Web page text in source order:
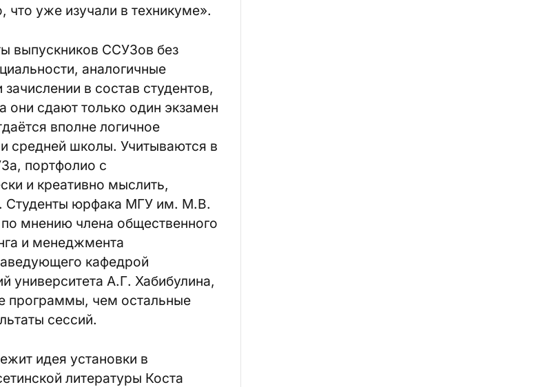
уже изучали в техникуме».
выпускников ССУЗов без
аналогичные
в состав студентов,
сдают только один экзамен
вполне логичное
средней школы. Учитываются в
портфолио с
и креативно мыслить,
Студенты юрфака МГУ им. М.В.
мнению члена общественного
и менеджмента
кафедрой
университета А.Г. Хабибулина,
программы, чем остальные
сессий.
идея установки в
литературы Коста